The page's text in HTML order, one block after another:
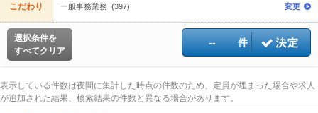
こだわり 一般事務業務 (397) 変更
選択条件を
すべてクリア
-- 件
表示している件数は夜間に集計した時点の件数のため、定員が埋まった場合や求人
が追加された結果、検索結果の件数と異なる場合があります。